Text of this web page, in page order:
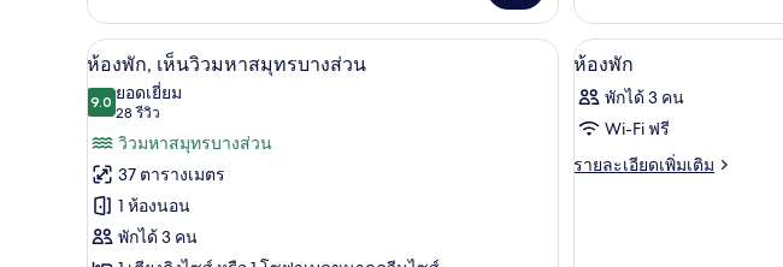
เกี่ยว
กับ
ห้อง
ลัก
ริม
ทะเล
นอน,
อาคาร
เสริม
เกี่ยว
กับ
อ
ท
เม
1
เปิด
ภาพถ่าย
ทั้งหมด
ของ
ห้อง
พัก,
ห้องพัก, เห็นวิวมหาสมุทรบางส่วน | ตู้นิรภัยในห้องพัก, โต๊ะทำงาน,
6
ห้องพัก, เห็นวิวมหาสมุทรบางส่วน
9.09.0 จาก 10
ยอดเยี่ยม
28 รีวิว
(28
รีวิว)
วิวมหาสมุทรบางส่วน
37 ตารางเมตร
1 ห้องนอน
พักได้ 3 คน
เปิด
ภาพถ่าย
ทั้งหมด
ของ
1
ห้องพัก
พักได้ 3 คน
Wi-Fi ฟรี
รายละเอียดเพิ่มเติม
ราย